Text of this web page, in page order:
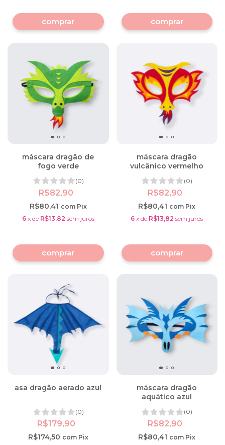
comprar comprar
máscara dragão de
fogo verde
(0)
R$82,90
R$80,41 com Pix
6 x de R$13,82 sem juros
máscara dragão
vulcânico vermelho
(0)
R$82,90
R$80,41 com Pix
6 xde R$13,82 sem juros
asa dragão aerado azul
(0)
R$179,90
R$174,50 com Pix
máscara dragão
aquático azul
(0)
R$82,90
R$80,41 com Pix